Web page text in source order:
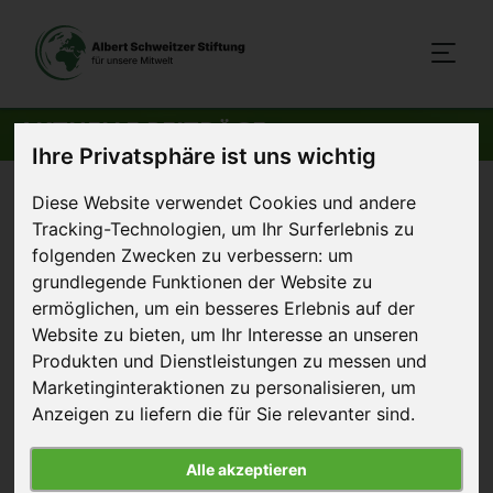
Ihre Privatsphäre ist uns wichtig
Diese Website verwendet Cookies und andere
Tracking-Technologien, um Ihr Surferlebnis zu
folgenden Zwecken zu verbessern: um
grundlegende Funktionen der Website zu
ermöglichen, um ein besseres Erlebnis auf der
Website zu bieten, um Ihr Interesse an unseren
Produkten und Dienstleistungen zu messen und
Marketinginteraktionen zu personalisieren, um
Anzeigen zu liefern die für Sie relevanter sind.
Alle akzeptieren
Startseite >Aktuelles >FAO empfiehlt Fleischsteuer
21. Februar 2010 Pressemitteilung
FAO empfiehlt Fleischsteuer
Die Welternährungsorganisation FAO empfiehlt in
ihrem jüngsten Jahresbericht, die
Fleischproduktion zu besteuern. Die Albert
Schweitzer Stiftung für unsere Mitwelt hält diesen
Schritt für überfällig und fordert die